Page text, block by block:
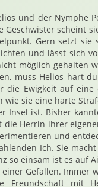
und der Nymphe
Geschwister scheint
Gern setzt sie
und lässt sich
möglich gehalten
muss Helios hart
Ewigkeit auf
sie eine harte
Insel ist. Bisher
Herrin ihrer
und
Ich. Sie
so einsam ist es auf
Gefallen. Immer
Freundschaft mit